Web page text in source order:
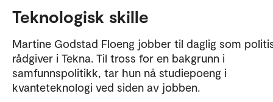
Teknologisk skille
Martine Godstad Floeng jobber til daglig som
rådgiver i Tekna. Til tross for en bakgrunn i
samfunnspolitikk, tar hun nå studiepoeng i
kvanteteknologi ved siden av jobben.